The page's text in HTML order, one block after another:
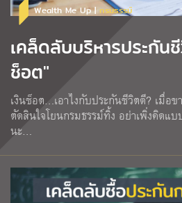
Wealth Me Up |กรมธรรม์
เคล็ดลับบริหารประกัน
ช็อต"
เงินช็อต…เอาไงกับประกันชีวิตดี? เมื่อ
ตัดสินใจโยนกรมธรรม์ทิ้ง อย่าเพิ่งคิดแ
นะ…